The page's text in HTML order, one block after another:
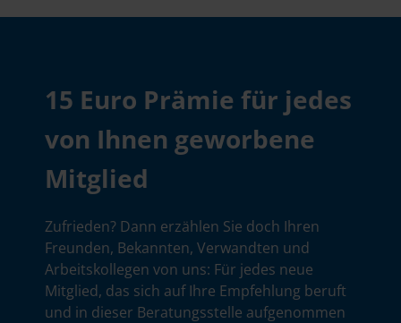
15 Euro Prämie für jedes
von Ihnen geworbene
Mitglied
Zufrieden? Dann erzählen Sie doch Ihren
Freunden, Bekannten, Verwandten und
Arbeitskollegen von uns: Für jedes neue
Mitglied, das sich auf Ihre Empfehlung beruft
und in dieser Beratungsstelle aufgenommen